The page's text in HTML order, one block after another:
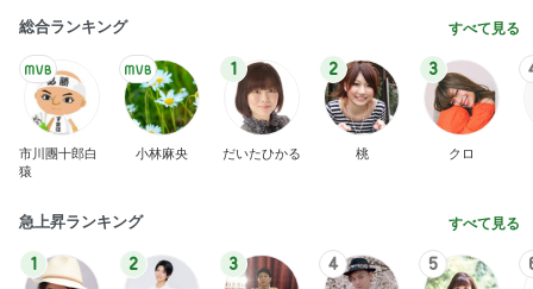
総合ランキング すべて見る
市川團十郎白
猿
小林麻央
1
だいたひかる
2
桃
3
クロ
急上昇ランキング すべて見る
1 2 3 4 5